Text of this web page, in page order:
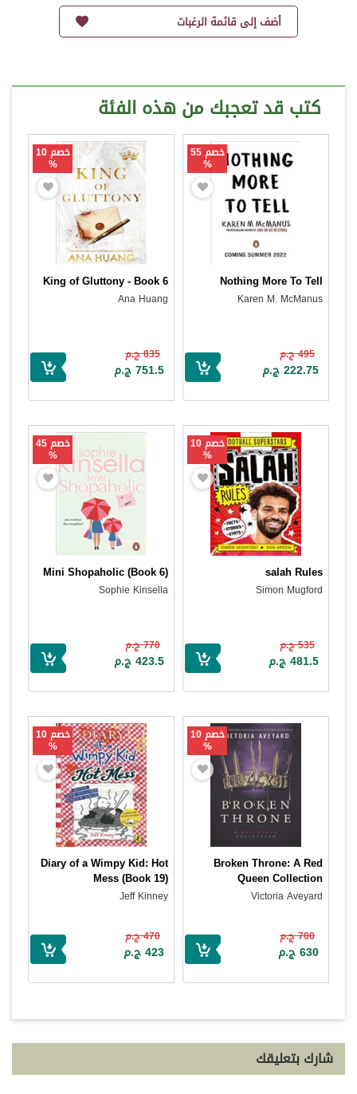
أضف إلى قائمة الرغبات
كتب قد تعجبك من هذه الفئة
خصم 55
%
Nothing More To Tell
Karen M. McManus
495 ج.م
222.75 ج.م
خصم 10
%
King of Gluttony - Book 6
Ana Huang
835 ج.م
751.5 ج.م
خصم 10
%
salah Rules
Simon Mugford
535 ج.م
481.5 ج.م
خصم 45
%
Mini Shopaholic (Book 6)
Sophie Kinsella
770 ج.م
423.5 ج.م
خصم 10
%
Broken Throne: A Red
Queen Collection
Victoria Aveyard
700 ج.م
630 ج.م
خصم 10
%
Diary of a Wimpy Kid: Hot
Mess (Book 19)
Jeff Kinney
470 ج.م
423 ج.م
شارك بتعليقك